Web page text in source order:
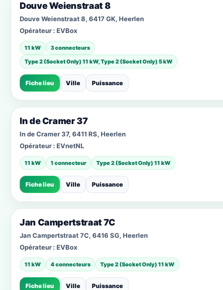
Douve Weienstraat 8
Douve Weienstraat 8, 6417 GK, Heerlen
Opérateur : EVBox
11 kW
3 connecteurs
Type 2 (Socket Only) 11 kW, Type 2 (Socket Only) 5 kW
Fiche lieu Ville Puissance
In de Cramer 37
In de Cramer 37, 6411 RS, Heerlen
Opérateur : EVnetNL
11 kW 1 connecteur Type 2 (Socket Only) 11 kW
Fiche lieu Ville Puissance
Jan Campertstraat 7C
Jan Campertstraat 7C, 6416 SG, Heerlen
Opérateur : EVBox
11 kW 4 connecteurs Type 2 (Socket Only) 11 kW
Fiche lieu Ville Puissance